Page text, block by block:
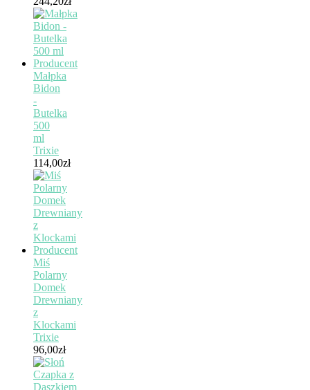
Małpka
Bidon
-
Butelka
500
ml
Trixie
114,00zł
Miś
Polarny
Domek
Drewniany
z
Klockami
Trixie
96,00zł